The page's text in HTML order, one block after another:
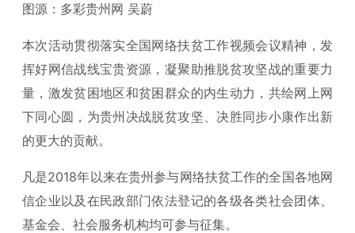
图源：多彩贵州网 吴蔚
本次活动贯彻落实全国网络扶贫工作视频会议精神，发
挥好网信战线宝贵资源，凝聚助推脱贫攻坚战的重要力
量，激发贫困地区和贫困群众的内生动力，共绘网上网
下同心圆，为贵州决战脱贫攻坚、决胜同步小康作出新
的更大的贡献。
凡是2018年以来在贵州参与网络扶贫工作的全国各地网
信企业以及在民政部门依法登记的各级各类社会团体、
基金会、社会服务机构均可参与征集。